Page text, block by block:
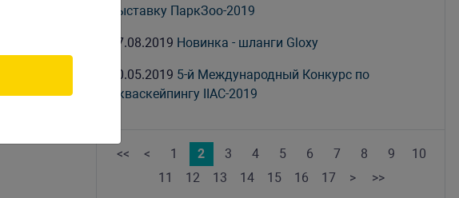
выставку ПаркЗоо-2019
27.08.2019 Новинка - шланги Gloxy
30.05.2019 5-й Международный Конкурс по
Акваскейпингу IIAC-2019
<< < 1 2 3 4 5 6 7 8 9
10
11
12 13 14 15 16 17 > >>